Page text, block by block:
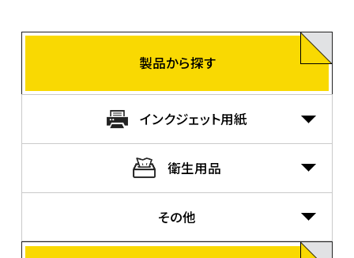
製品から探す
インクジェット用紙
衛生用品
その他